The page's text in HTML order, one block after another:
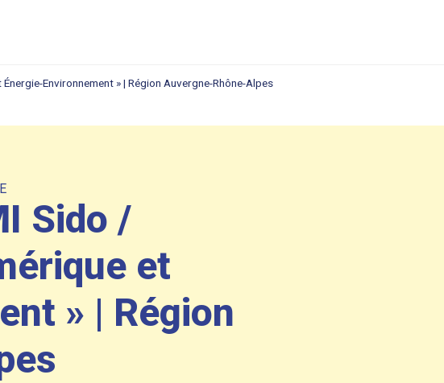
Environnement » | Région Auvergne-Rhône-Alpes
Sido /
et
» | Région